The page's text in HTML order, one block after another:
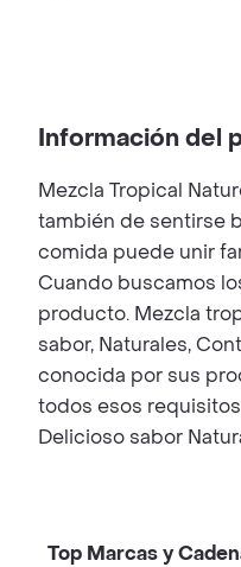
Información del
Mezcla Tropical
también de sentirse
comida puede unir
Cuando buscamos
producto. Mezcla
sabor, Naturales,
conocida por sus
todos esos
Delicioso sabor
Top Marcas y